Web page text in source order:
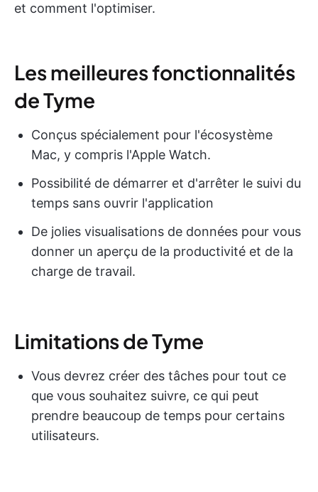
et comment l'optimiser.
Les meilleures fonctionnalités
de Tyme
Conçus spécialement pour l'écosystème
Mac, y compris l'Apple Watch.
Possibilité de démarrer et d'arrêter le suivi du
temps sans ouvrir l'application
De jolies visualisations de données pour vous
donner un aperçu de la productivité et de la
charge de travail.
Limitations de Tyme
Vous devrez créer des tâches pour tout ce
que vous souhaitez suivre, ce qui peut
prendre beaucoup de temps pour certains
utilisateurs.